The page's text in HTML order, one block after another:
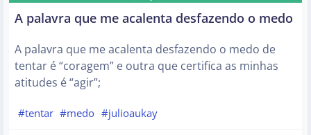
A palavra que me acalenta desfazendo o medo
A palavra que me acalenta desfazendo o medo de
tentar é “coragem” e outra que certifica as minhas
atitudes é “agir”;
#tentar #medo #julioaukay